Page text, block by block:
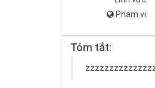
Phạm vi:
Tóm tắt: